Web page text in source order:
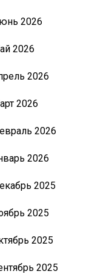
2026
2026
2026
2026
2026
2026
2025
2025
2025
2025